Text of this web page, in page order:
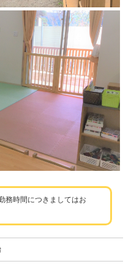
務時間につきましてはお